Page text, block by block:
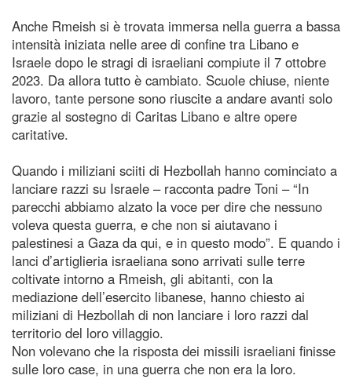
Anche Rmeish si è trovata immersa nella guerra a bassa
intensità iniziata nelle aree di confine tra Libano e
Israele dopo le stragi di israeliani compiute il 7 ottobre
2023. Da allora tutto è cambiato. Scuole chiuse, niente
lavoro, tante persone sono riuscite a andare avanti solo
grazie al sostegno di Caritas Libano e altre opere
caritative.
Quando i miliziani sciiti di Hezbollah hanno cominciato a
lanciare razzi su Israele – racconta padre Toni – “In
parecchi abbiamo alzato la voce per dire che nessuno
voleva questa guerra, e che non si aiutavano i
palestinesi a Gaza da qui, e in questo modo”. E quando i
lanci d’artiglieria israeliana sono arrivati sulle terre
coltivate intorno a Rmeish, gli abitanti, con la
mediazione dell’esercito libanese, hanno chiesto ai
miliziani di Hezbollah di non lanciare i loro razzi dal
territorio del loro villaggio.
Non volevano che la risposta dei missili israeliani finisse
sulle loro case, in una guerra che non era la loro.